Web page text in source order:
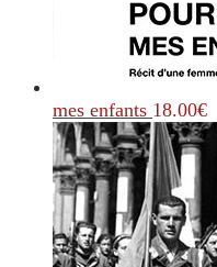
mes enfants 18.00€